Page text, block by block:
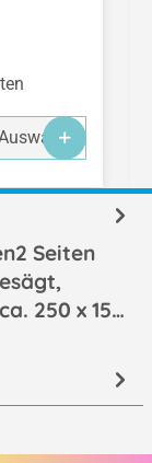
Seiten
250 x 15…